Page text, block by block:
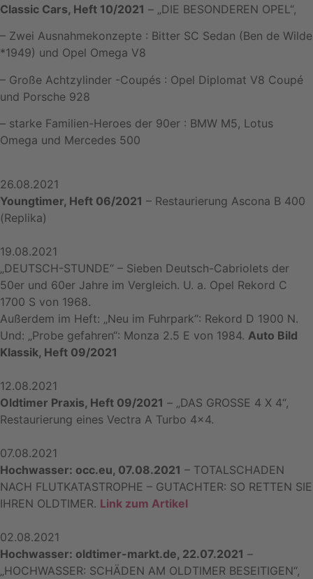
Classic Cars, Heft 10/2021 – „DIE BESONDEREN OPEL“,
– Zwei Ausnahmekonzepte : Bitter SC Sedan (Ben de Wilde
*1949) und Opel Omega V8
– Große Achtzylinder -Coupés : Opel Diplomat V8 Coupé
und Porsche 928
– starke Familien-Heroes der 90er : BMW M5, Lotus
Omega und Mercedes 500
26.08.2021
Youngtimer, Heft 06/2021 – Restaurierung Ascona B 400
(Replika)
19.08.2021
„DEUTSCH-STUNDE“ – Sieben Deutsch-Cabriolets der
50er und 60er Jahre im Vergleich. U. a. Opel Rekord C
1700 S von 1968.
Außerdem im Heft: „Neu im Fuhrpark“: Rekord D 1900 N.
Und: „Probe gefahren“: Monza 2.5 E von 1984. Auto Bild
Klassik, Heft 09/2021
12.08.2021
Oldtimer Praxis, Heft 09/2021 – „DAS GROSSE 4 X 4“,
Restaurierung eines Vectra A Turbo 4×4.
07.08.2021
Hochwasser: occ.eu, 07.08.2021 – TOTALSCHADEN
NACH FLUTKATASTROPHE – GUTACHTER: SO RETTEN SIE
IHREN OLDTIMER. Link zum Artikel
02.08.2021
Hochwasser: oldtimer-markt.de, 22.07.2021 –
„HOCHWASSER: SCHÄDEN AM OLDTIMER BESEITIGEN“,